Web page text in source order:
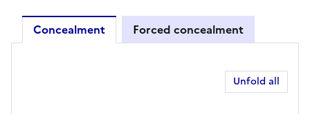
Concealment Forced concealment
Unfold all